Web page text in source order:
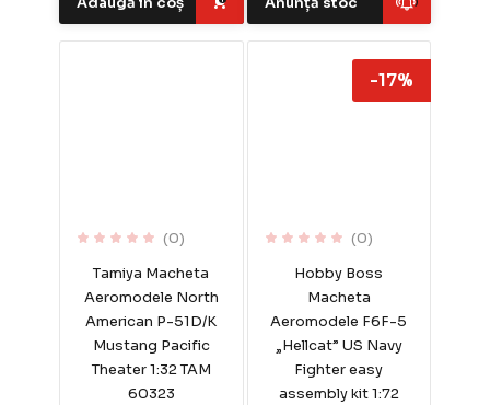
(0)
Tamiya Macheta
Aeromodele North
American P-51D/K
Mustang Pacific
Theater 1:32 TAM
60323
(0)
Hobby Boss
Macheta
Aeromodele F6F-5
„Hellcat” US Navy
Fighter easy
assembly kit 1:72
-17%